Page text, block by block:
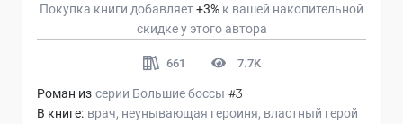
Покупка книги добавляет+3% к вашей накопительной
скидке у этого автора
661 7.7K
Роман из серии Большие боссы #3
В книге: врач неунывающая героиня властный герой